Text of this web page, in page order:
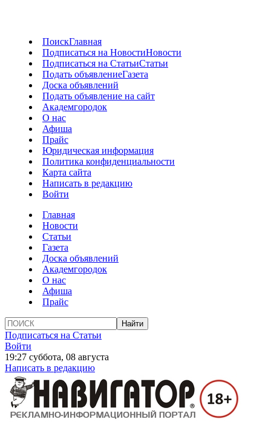
ПоискГлавная
Подписаться на НовостиНовости
Подписаться на СтатьиСтатьи
Подать объявлениеГазета
Доска объявлений
Подать объявление на сайт
Академгородок
О нас
Афиша
Прайс
Юридическая информация
Политика конфиденциальности
Карта сайта
Написать в редакцию
Войти
Главная
Новости
Статьи
Газета
Доска объявлений
Академгородок
О нас
Афиша
Прайс
Подписаться на Статьи
Войти
19:27 суббота, 08 августа
Написать в редакцию